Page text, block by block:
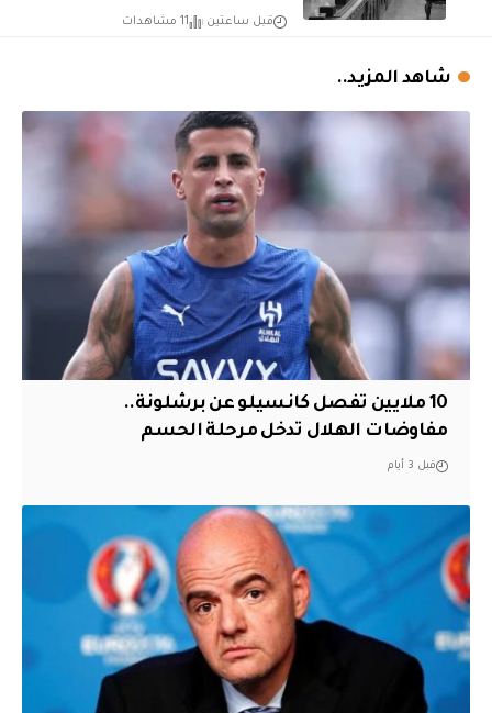
قبل ساعتين 11 مشاهدات
شاهد المزيد..
10 ملايين تفصل كانسيلو عن برشلونة..
مفاوضات الهلال تدخل مرحلة الحسم
قبل 3 أيام